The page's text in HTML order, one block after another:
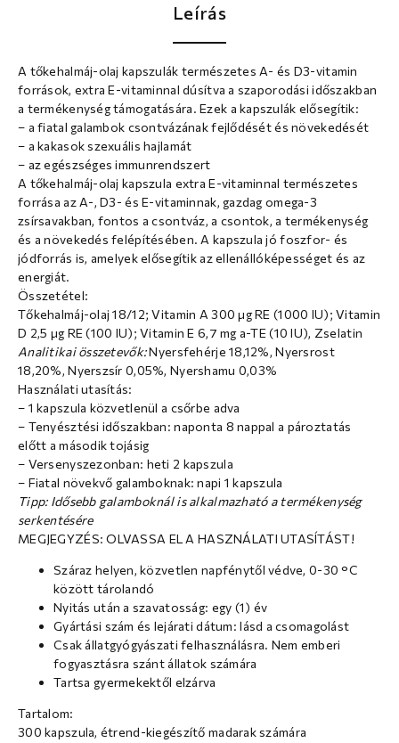
Leírás
A tőkehalmáj-olaj kapszulák természetes A- és D3-vitamin
források, extra E-vitaminnal dúsítva a szaporodási időszakban
a termékenység támogatására. Ezek a kapszulák elősegítik:
– a fiatal galambok csontvázának fejlődését és növekedését
– a kakasok szexuális hajlamát
– az egészséges immunrendszert
A tőkehalmáj-olaj kapszula extra E-vitaminnal természetes
forrása az A-, D3- és E-vitaminnak, gazdag omega-3
zsírsavakban, fontos a csontváz, a csontok, a termékenység
és a növekedés felépítésében. A kapszula jó foszfor- és
jódforrás is, amelyek elősegítik az ellenállóképességet és az
energiát.
Összetétel:
Tőkehalmáj-olaj 18/12; Vitamin A 300 µg RE (1000 IU); Vitamin
D 2,5 µg RE (100 IU); Vitamin E 6,7 mg a-TE (10 IU), Zselatin
Analitikai összetevők:Nyersfehérje 18,12%, Nyersrost
18,20%, Nyerszsír 0,05%, Nyershamu 0,03%
Használati utasítás:
– 1 kapszula közvetlenül a csőrbe adva
– Tenyésztési időszakban: naponta 8 nappal a pároztatás
előtt a második tojásig
– Versenyszezonban: heti 2 kapszula
– Fiatal növekvő galamboknak: napi 1 kapszula
Tipp: Idősebb galamboknál is alkalmazható a termékenység
serkentésére
MEGJEGYZÉS: OLVASSA EL A HASZNÁLATI UTASÍTÁST!
Száraz helyen, közvetlen napfénytől védve, 0-30 °C
között tárolandó
Nyitás után a szavatosság: egy (1) év
Gyártási szám és lejárati dátum: lásd a csomagolást
Csak állatgyógyászati felhasználásra. Nem emberi
fogyasztásra szánt állatok számára
Tartsa gyermekektől elzárva
Tartalom:
300 kapszula, étrend-kiegészítő madarak számára